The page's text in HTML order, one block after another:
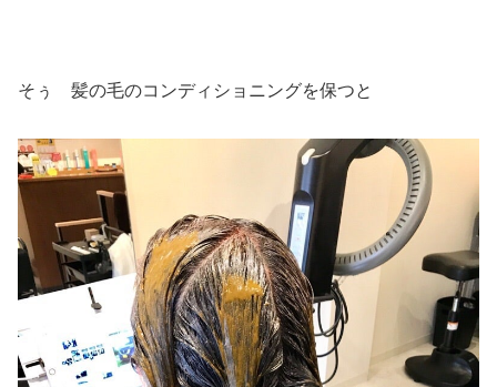
そぅ 髪の毛のコンディショニングを保つと